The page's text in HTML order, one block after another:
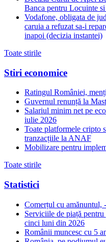
Banca pentru Locuinte
Vodafone, obligata de
caruia a refuzat sa-i
inapoi (decizia instantei)
Toate stirile
Stiri economice
Ratingul României,
Guvernul renunță la
Salariul minim net pe
iulie 2026
Toate platformele cripto
tranzacțiile la ANAF
Mobilizare pentru
Toate stirile
Statistici
Comerțul cu amănuntul,
Serviciile de piață
cinci luni din 2026
Românii muncesc cu 5